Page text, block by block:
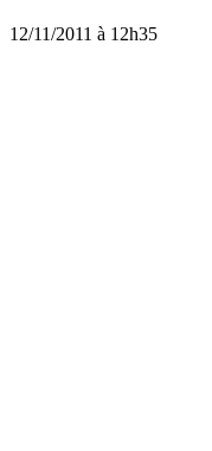
12/11/2011 à 12h35